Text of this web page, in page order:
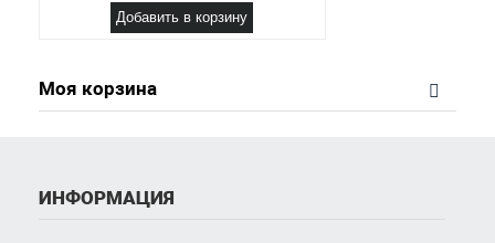
Добавить в корзину
Моя корзина
ИНФОРМАЦИЯ